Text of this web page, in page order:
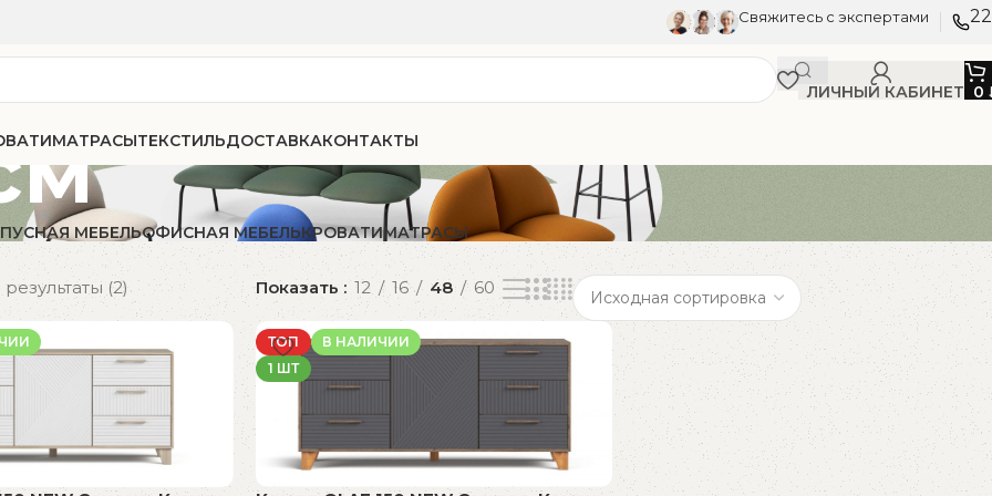
Свяжитесь с экспертами
ЛИЧНЫЙ КАБИНЕТ 0
МАТРАСЫТЕКСТИЛЬДОСТАВКАКОНТАКТЫ
МЕБЕЛЬОФИСНАЯ МЕБЕЛЬКРОВАТИМАТРАСЫ
(2) Показать 12 16 48 60
ТОП
В НАЛИЧИИ
1 ШТ